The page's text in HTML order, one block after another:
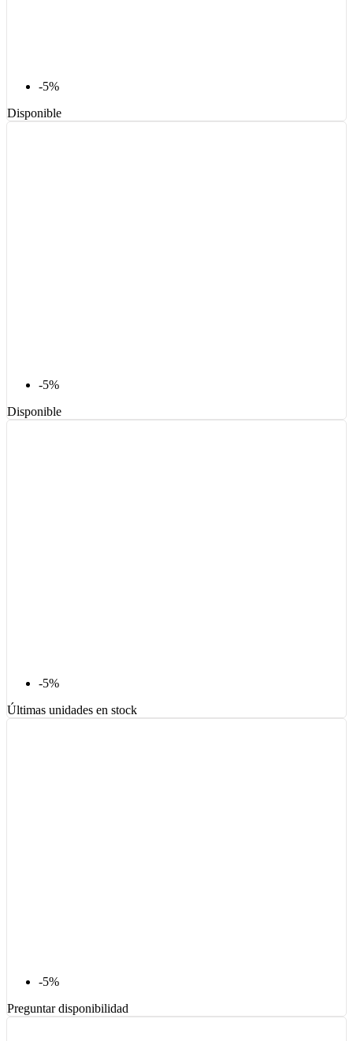
-5%
Disponible
-5%
Disponible
-5%
Últimas unidades en stock
-5%
Preguntar disponibilidad